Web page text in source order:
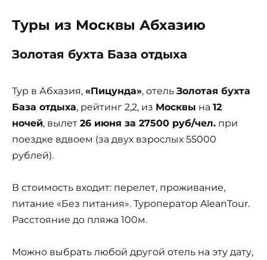
Туры из Москвы Абхазию
Золотая бухта База отдыха
Тур в Абхазия, «Пицунда», отель Золотая бухта
База отдыха, рейтинг 2,2, из Москвы на 12
ночей, вылет 26 июня за 27500 руб/чел. при
поездке вдвоем (за двух взрослых 55000
рублей).
В стоимость входит: перелет, проживание,
питание «Без питания». Туроператор AleanTour.
Расстояние до пляжа 100м.
Можно выбрать любой другой отель на эту дату,